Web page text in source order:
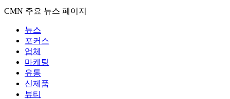
CMN 주요 뉴스 페이지
뉴스
포커스
업체
마케팅
유통
신제품
뷰티